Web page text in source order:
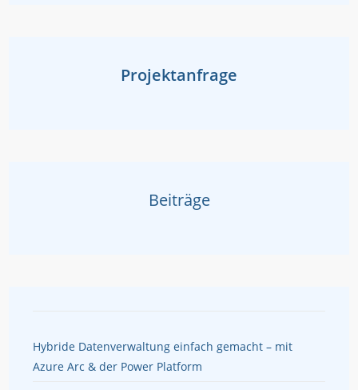
Projektanfrage
Beiträge
Hybride Datenverwaltung einfach gemacht – mit
Azure Arc & der Power Platform